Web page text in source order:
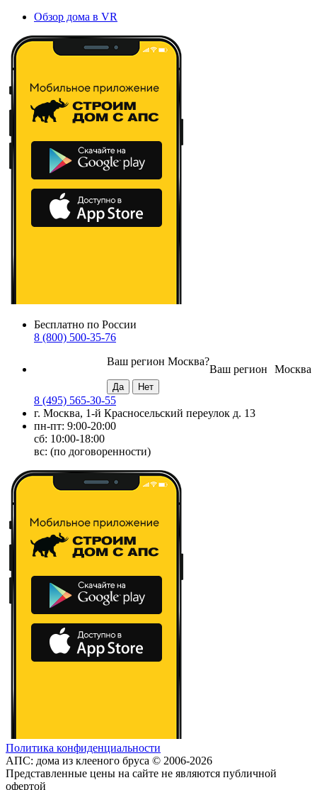
Обзор дома в VR
Бесплатно по России
8 (800) 500-35-76
Москва
Ваш регион
Ваш регион Москва?
8 (495) 565-30-55
г. Москва, 1-й Красносельский переулок д. 13
пн-пт: 9:00-20:00
сб: 10:00-18:00
вс: (по договоренности)
Политика конфиденциальности
АПС: дома из клееного бруса © 2006-2026
Представленные цены на сайте не являются публичной
офертой